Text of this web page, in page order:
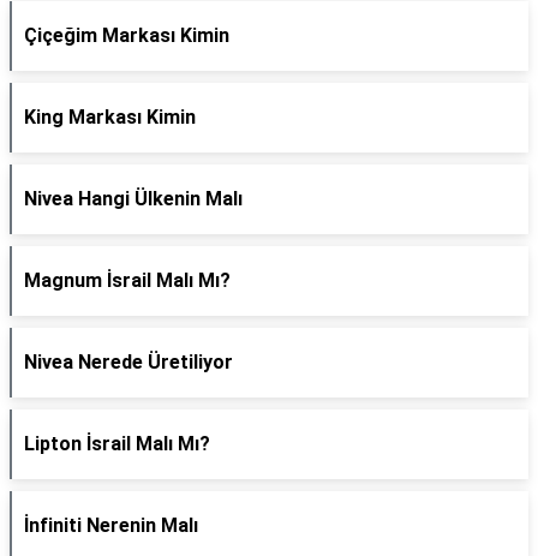
Çiçeğim Markası Kimin
King Markası Kimin
Nivea Hangi Ülkenin Malı
Magnum İsrail Malı Mı?
Nivea Nerede Üretiliyor
Lipton İsrail Malı Mı?
İnfiniti Nerenin Malı